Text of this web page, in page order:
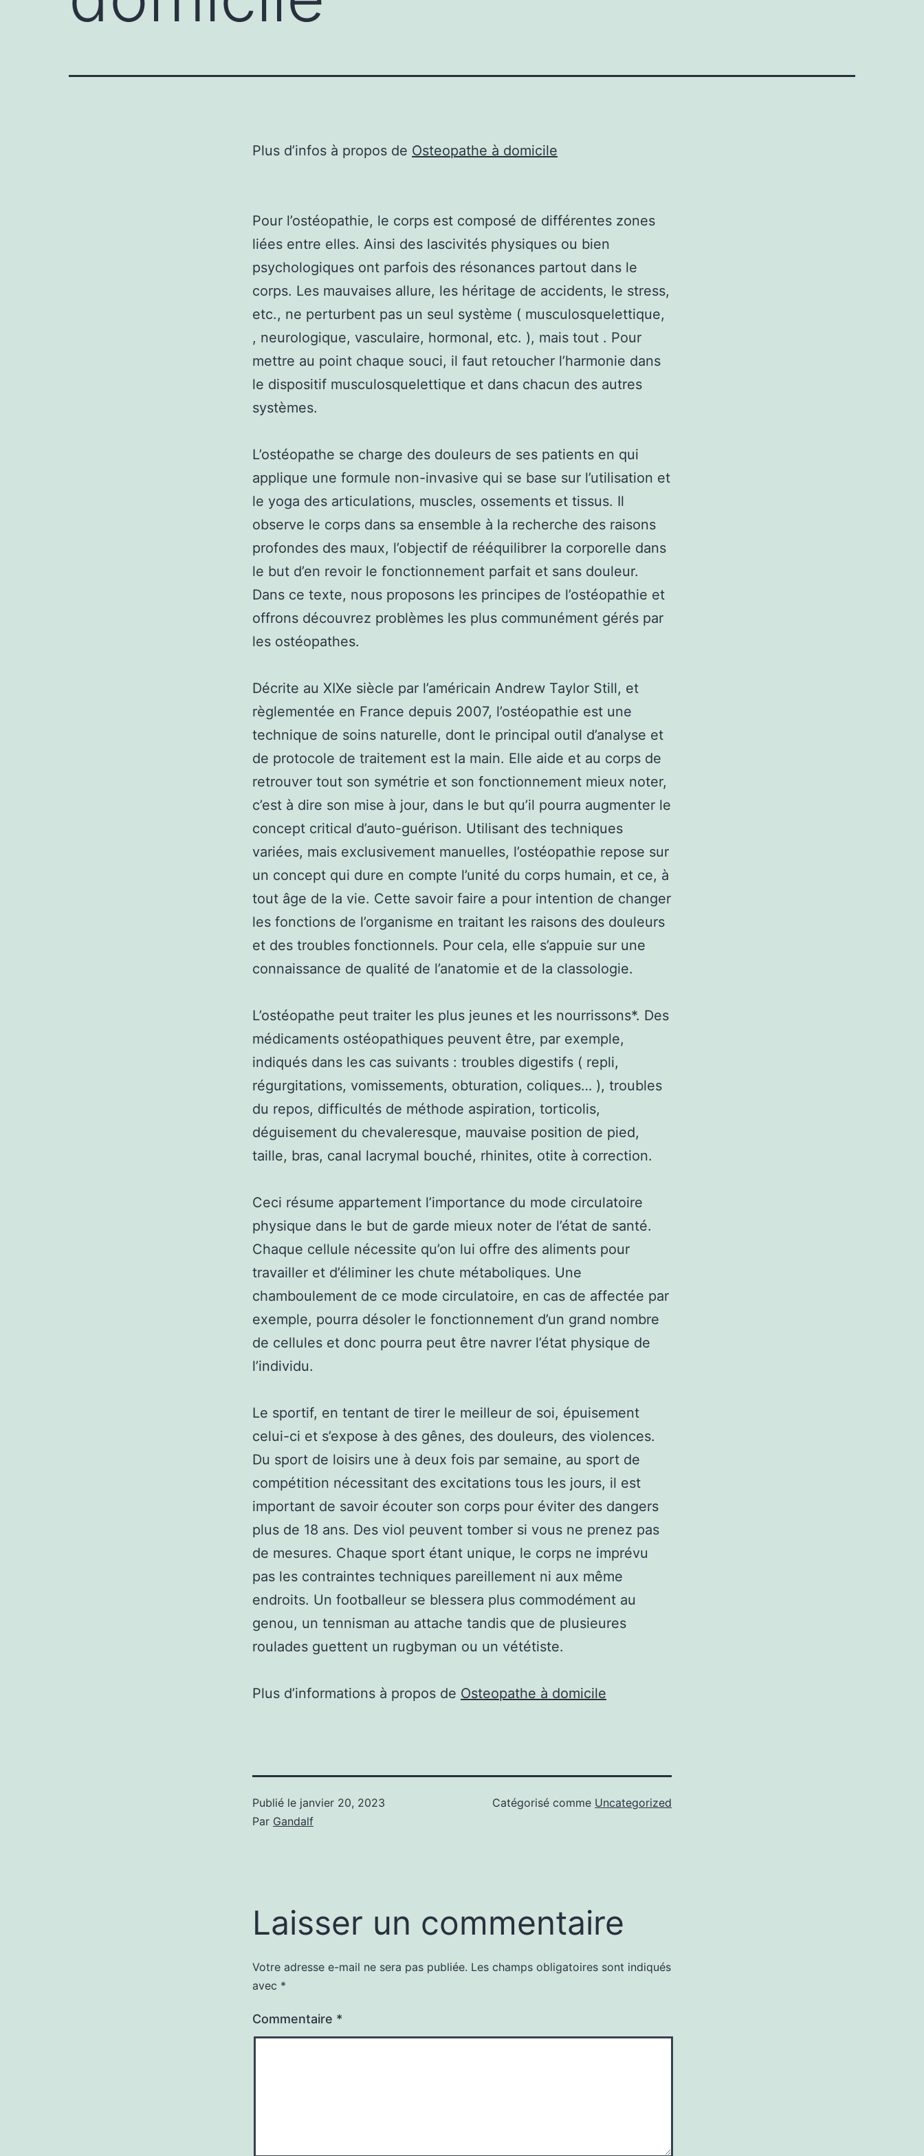
Plus d’infos à propos de Osteopathe à domicile
Pour l’ostéopathie, le corps est composé de différentes zones
liées entre elles. Ainsi des lascivités physiques ou bien
psychologiques ont parfois des résonances partout dans le
corps. Les mauvaises allure, les héritage de accidents, le stress,
etc., ne perturbent pas un seul système ( musculosquelettique,
, neurologique, vasculaire, hormonal, etc. ), mais tout . Pour
mettre au point chaque souci, il faut retoucher l’harmonie dans
le dispositif musculosquelettique et dans chacun des autres
systèmes.
L’ostéopathe se charge des douleurs de ses patients en qui
applique une formule non-invasive qui se base sur l’utilisation et
le yoga des articulations, muscles, ossements et tissus. Il
observe le corps dans sa ensemble à la recherche des raisons
profondes des maux, l’objectif de rééquilibrer la corporelle dans
le but d’en revoir le fonctionnement parfait et sans douleur.
Dans ce texte, nous proposons les principes de l’ostéopathie et
offrons découvrez problèmes les plus communément gérés par
les ostéopathes.
Décrite au XIXe siècle par l’américain Andrew Taylor Still, et
règlementée en France depuis 2007, l’ostéopathie est une
technique de soins naturelle, dont le principal outil d’analyse et
de protocole de traitement est la main. Elle aide et au corps de
retrouver tout son symétrie et son fonctionnement mieux noter,
c’est à dire son mise à jour, dans le but qu’il pourra augmenter le
concept critical d’auto-guérison. Utilisant des techniques
variées, mais exclusivement manuelles, l’ostéopathie repose sur
un concept qui dure en compte l’unité du corps humain, et ce, à
tout âge de la vie. Cette savoir faire a pour intention de changer
les fonctions de l’organisme en traitant les raisons des douleurs
et des troubles fonctionnels. Pour cela, elle s’appuie sur une
connaissance de qualité de l’anatomie et de la classologie.
L’ostéopathe peut traiter les plus jeunes et les nourrissons*. Des
médicaments ostéopathiques peuvent être, par exemple,
indiqués dans les cas suivants : troubles digestifs ( repli,
régurgitations, vomissements, obturation, coliques… ), troubles
du repos, difficultés de méthode aspiration, torticolis,
déguisement du chevaleresque, mauvaise position de pied,
taille, bras, canal lacrymal bouché, rhinites, otite à correction.
Ceci résume appartement l’importance du mode circulatoire
physique dans le but de garde mieux noter de l’état de santé.
Chaque cellule nécessite qu’on lui offre des aliments pour
travailler et d’éliminer les chute métaboliques. Une
chamboulement de ce mode circulatoire, en cas de affectée par
exemple, pourra désoler le fonctionnement d’un grand nombre
de cellules et donc pourra peut être navrer l’état physique de
l’individu.
Le sportif, en tentant de tirer le meilleur de soi, épuisement
celui-ci et s’expose à des gênes, des douleurs, des violences.
Du sport de loisirs une à deux fois par semaine, au sport de
compétition nécessitant des excitations tous les jours, il est
important de savoir écouter son corps pour éviter des dangers
plus de 18 ans. Des viol peuvent tomber si vous ne prenez pas
de mesures. Chaque sport étant unique, le corps ne imprévu
pas les contraintes techniques pareillement ni aux même
endroits. Un footballeur se blessera plus commodément au
genou, un tennisman au attache tandis que de plusieures
roulades guettent un rugbyman ou un vététiste.
Plus d’informations à propos de Osteopathe à domicile
Publié le janvier 20, 2023
Par Gandalf
Catégorisé comme Uncategorized
Laisser un commentaire
Votre adresse e-mail ne sera pas publiée. Les champs obligatoires sont indiqués
avec *
Commentaire *